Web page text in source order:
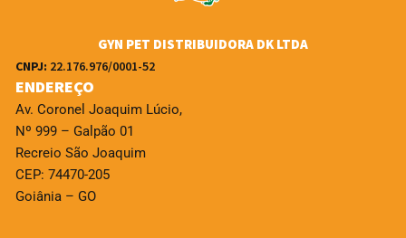
GYN PET DISTRIBUIDORA DK LTDA
CNPJ: 22.176.976/0001-52
ENDEREÇO
Av. Coronel Joaquim Lúcio,
Nº 999 – Galpão 01
Recreio São Joaquim
CEP: 74470-205
Goiânia – GO